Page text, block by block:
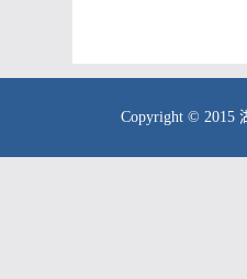
Copyright © 2015